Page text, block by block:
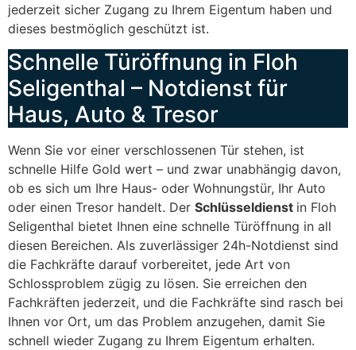
jederzeit sicher Zugang zu Ihrem Eigentum haben und
dieses bestmöglich geschützt ist.
Schnelle Türöffnung in Floh
Seligenthal – Notdienst für
Haus, Auto & Tresor
Wenn Sie vor einer verschlossenen Tür stehen, ist
schnelle Hilfe Gold wert – und zwar unabhängig davon,
ob es sich um Ihre Haus- oder Wohnungstür, Ihr Auto
oder einen Tresor handelt. Der Schlüsseldienst in Floh
Seligenthal bietet Ihnen eine schnelle Türöffnung in all
diesen Bereichen. Als zuverlässiger 24h-Notdienst sind
die Fachkräfte darauf vorbereitet, jede Art von
Schlossproblem zügig zu lösen. Sie erreichen den
Fachkräften jederzeit, und die Fachkräfte sind rasch bei
Ihnen vor Ort, um das Problem anzugehen, damit Sie
schnell wieder Zugang zu Ihrem Eigentum erhalten.